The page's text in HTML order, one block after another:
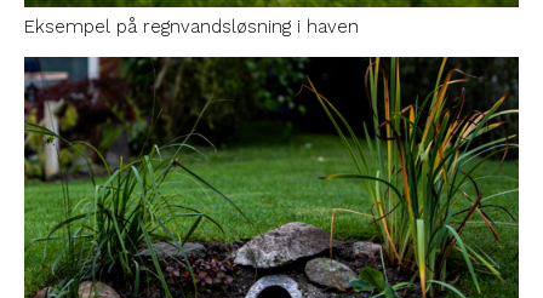
Eksempel på regnvandsløsning i haven